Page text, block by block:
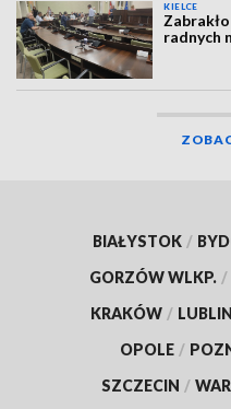
KIELCE
radnych
BIAŁYSTOK /
GORZÓW WLKP. /
KRAKÓW / LUBLIN
OPOLE /
SZCZECIN /